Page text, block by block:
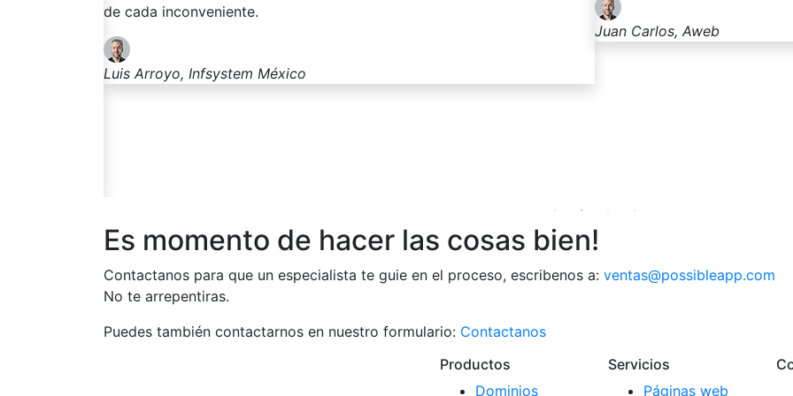
Tiko, Artz
Es momento de hacer las cosas bien!
Contactanos para que un especialista te guie en el proceso, escribenos a: ventas@possibleapp.com
No te arrepentiras.
Puedes también contactarnos en nuestro formulario: Contactanos
Productos
Dominios
Servicios
Páginas web